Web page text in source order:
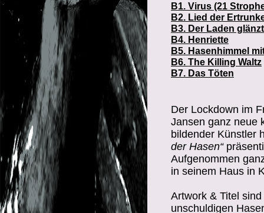
B1. Virus (21
B2. Lied der
B3. Der Laden glänzt
B4. Henriette
B5. Hasenhimmel
B6. The Killing Waltz
B7. Das Töten
Der Lockdown im
Jansen ganz neue
bildender Künstler
der Hasen“
Aufgenommen
in seinem Haus in
Artwork & Titel
unschuldigen